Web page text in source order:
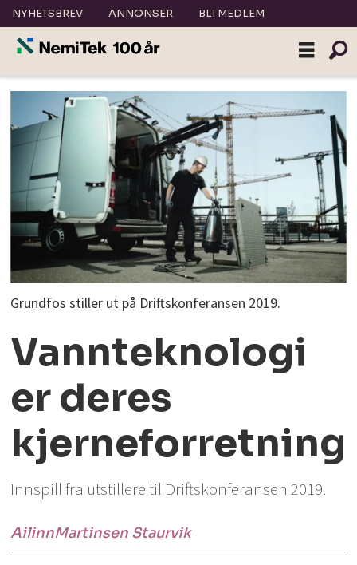
NYHETSBREV ANNONSER BLI MEDLEM
Grundfos stiller ut på Driftskonferansen 2019.
Vannteknologi
er deres
kjerneforretning
Innspill fra utstillere til Driftskonferansen 2019.
AilinnMartinsen Staurvik